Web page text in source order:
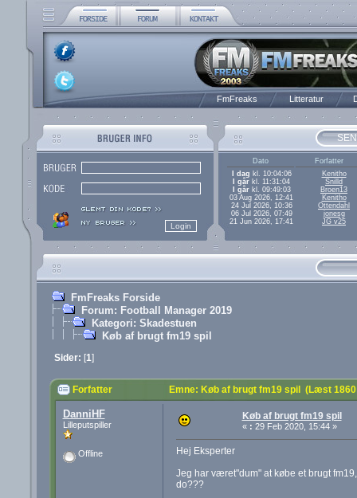
FmFreaks Litteratur
Dato
Forfatter
I dag kl. 10:04:06
Kenitho
I går kl. 11:31:04
Snilld
I gårkl. 09:49:03
Broen13
03 Aug 2026, 12:41
Kenitho
24 Jul 2026, 10:36
Ottendahl
06 Jul 2026, 07:49
jonesg
21 Jun 2026, 17:41
JG v25
FmFreaks Forside
Forum: Football Manager 2019
Kategori: Skadestuen
Køb af brugt fm19 spil
Sider: [1]
Forfatter Emne: Køb af brugt fm19 spil (Læst 1860
DanniHF
Lilleputspiller
Offline
Køb af brugt fm19 spil
« : 29 Feb 2020, 15:44 »
Hej Eksperter
Jeg har været"dum" at købe et brugt
do???